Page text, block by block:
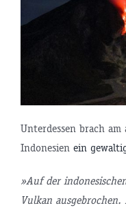
Unterdessen brach
Indonesien ein
»Auf der
Vulkan ausgebrochen.